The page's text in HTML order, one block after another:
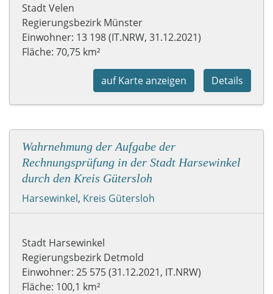
Stadt Velen
Regierungsbezirk Münster
Einwohner: 13 198 (IT.NRW, 31.12.2021)
Fläche: 70,75 km²
Details
auf Karte anzeigen
Wahrnehmung der Aufgabe der
Rechnungsprüfung in der Stadt Harsewinkel
durch den Kreis Gütersloh
Harsewinkel, Kreis Gütersloh
Stadt Harsewinkel
Regierungsbezirk Detmold
Einwohner: 25 575 (31.12.2021, IT.NRW)
Fläche: 100,1 km²